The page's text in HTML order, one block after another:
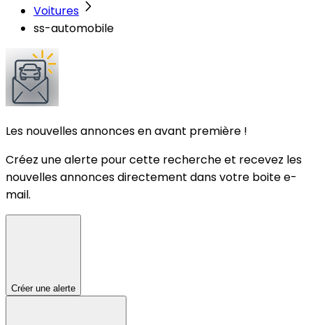
Voitures
ss-automobile
Les nouvelles annonces en avant première !
Créez une alerte pour cette recherche et recevez les
nouvelles annonces directement dans votre boite e-
mail.
Créer une alerte